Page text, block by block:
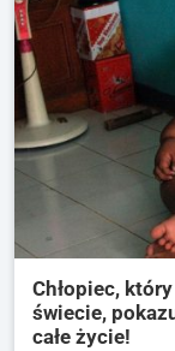
Chłopiec,
świecie,
całe życie!